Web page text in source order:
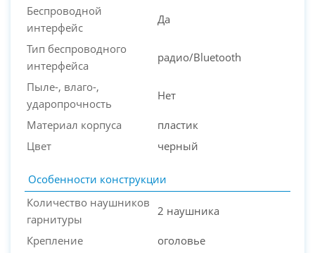
Беспроводной
интерфейс
Да
Тип беспроводного
интерфейса
радио/Bluetooth
Пыле-, влаго-,
ударопрочность
Нет
Материал корпуса
пластик
Цвет
черный
Особенности конструкции
Количество наушников
гарнитуры
2 наушника
Крепление
оголовье